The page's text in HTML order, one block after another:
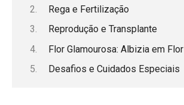
Rega e Fertilização
Reprodução e Transplante
Flor Glamourosa: Albizia em Flor
Desafios e Cuidados Especiais